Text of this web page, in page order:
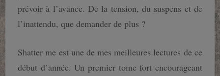
prévoir à l’avance. De la tension, du suspens et de
l’inattendu, que demander de plus ?
Shatter me est une de mes meilleures lectures de ce
début d’année. Un premier tome fort encourageant